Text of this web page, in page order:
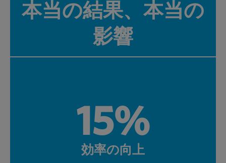
本当の結果、本当の
影響
15%
効率の向上